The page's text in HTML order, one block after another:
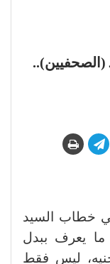
300 جنيه لـ (الصحفيين)..
خطاب السيد
يعرف ببدل
جنيه، ليس فقط